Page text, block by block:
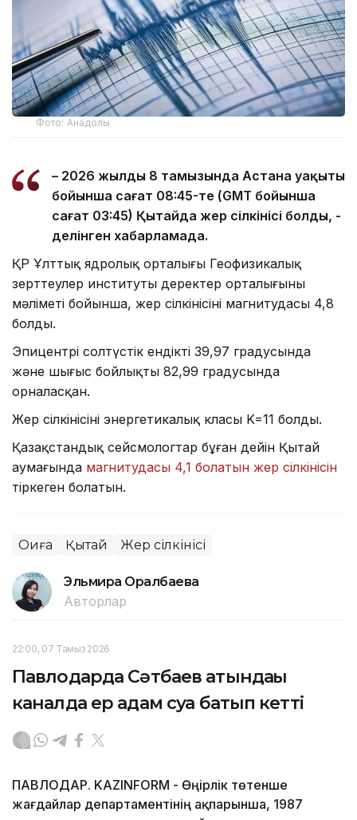
Фото: Анадолы
– 2026 жылдың 8 тамызында Астана уақыты
бойынша сағат 08:45-те (GMT бойынша
сағат 03:45) Қытайда жер сілкінісі болды, -
делінген хабарламада.
ҚР Ұлттық ядролық орталығы Геофизикалық
зерттеулер институты деректер орталығының
мәліметі бойынша, жер сілкінісінің магнитудасы 4,8
болды.
Эпицентрі солтүстік ендіктің 39,97 градусында
және шығыс бойлықтың 82,99 градусында
орналасқан.
Жер сілкінісінің энергетикалық класы K=11 болды.
Қазақстандық сейсмологтар бұған дейін Қытай
аумағында магнитудасы 4,1 болатын жер сілкінісін
тіркеген болатын.
Оқиға Қытай Жер сілкінісі
Эльмира Оралбаева
Авторлар
22:00, 07 Тамыз 2026
Павлодарда Сәтбаев атындағы
каналда ер адам суға батып кетті
ПАВЛОДАР. KAZINFORM - Өңірлік төтенше
жағдайлар департаментінің ақпарынша, 1987